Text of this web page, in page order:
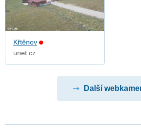
Křtěnov
unet.cz
Další